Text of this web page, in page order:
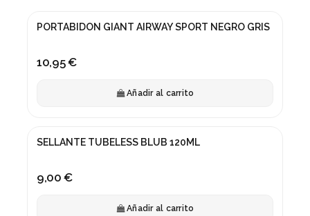
PORTABIDON GIANT AIRWAY SPORT NEGRO GRIS
10,95 €
Añadir al carrito
SELLANTE TUBELESS BLUB 120ML
9,00 €
Añadir al carrito